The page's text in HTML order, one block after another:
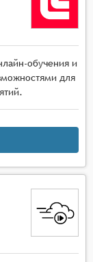
обучения и
для